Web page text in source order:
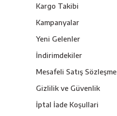
Kargo Takibi
Kampanyalar
Yeni Gelenler
İndirimdekiler
Mesafeli Satış
Gizlilik ve Güvenlik
İptal İade Koşullari